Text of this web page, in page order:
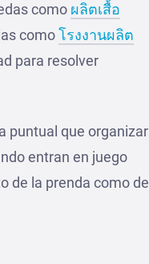
como ผลิตเสื้อ
comoโรงงานผลิต
para resolver
puntual que organizar
entran en juego
de la prenda como de